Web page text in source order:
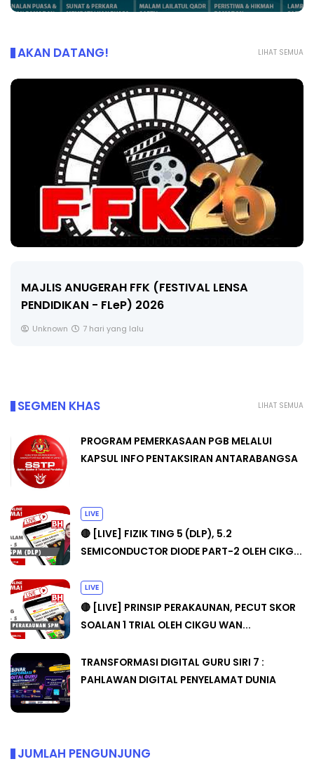
LIHAT SEMUA
AKAN DATANG!
MAJLIS ANUGERAH FFK (FESTIVAL LENSA
PENDIDIKAN - FLeP) 2026
Unknown 7 hari yang lalu
LIHAT SEMUA
SEGMEN KHAS
PROGRAM PEMERKASAAN PGB MELALUI
KAPSUL INFO PENTAKSIRAN ANTARABANGSA
LIVE
🔴 [LIVE] FIZIK TING 5 (DLP), 5.2
SEMICONDUCTOR DIODE PART-2 OLEH CIKG...
LIVE
🔴 [LIVE] PRINSIP PERAKAUNAN, PECUT SKOR
SOALAN 1 TRIAL OLEH CIKGU WAN...
TRANSFORMASI DIGITAL GURU SIRI 7 :
PAHLAWAN DIGITAL PENYELAMAT DUNIA
JUMLAH PENGUNJUNG